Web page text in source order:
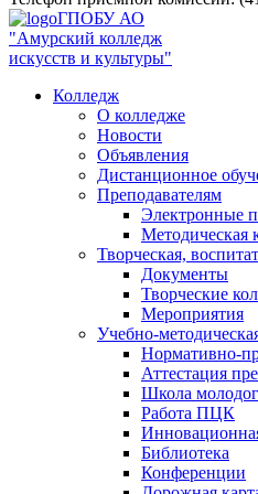
ГПОБУ АО
"Амурский колледж
искусств и культуры"
Колледж
О колледже
Новости
Объявления
Дистанционное
Преподавателям
Электронные
Методическая
Творческая,
Документы
Творческие
Мероприятия
Учебно-
Нормативно-
Аттестация
Школа
Работа ПЦК
Библиотека
Конференции